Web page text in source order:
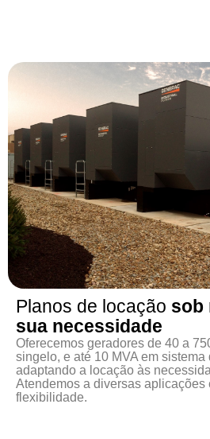
Planos de locação sob
sua necessidade
Oferecemos geradores de 40 a
singelo, e até 10 MVA em sistema
adaptando a locação às
Atendemos a diversas aplicações
flexibilidade.